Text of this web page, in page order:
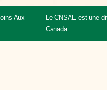
Aux
Le CNSAE est une
Canada